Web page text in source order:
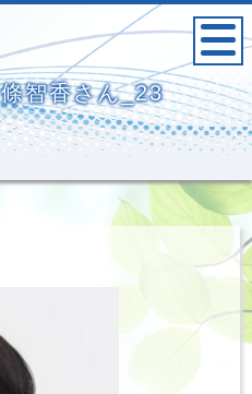
智香さん_23